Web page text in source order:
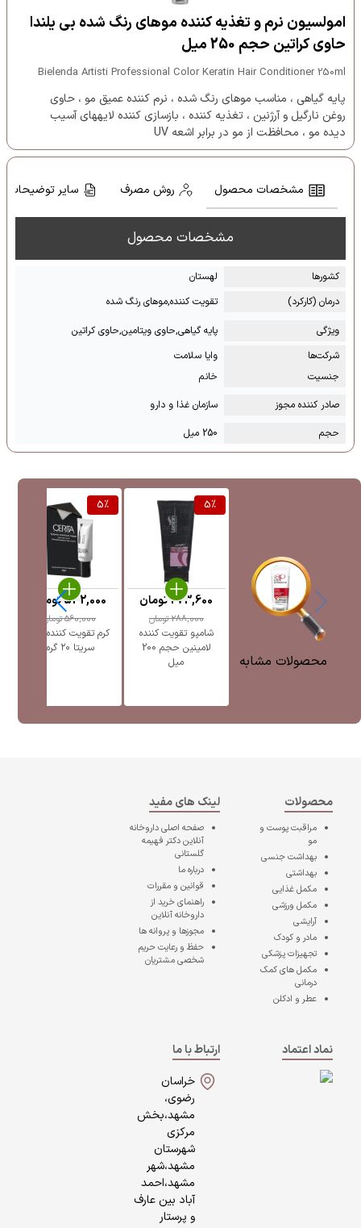
امولسیون نرم و تغذیه کننده موهای رنگ شده بی یلندا
حاوی کراتین حجم 250 میل
Bielenda Artisti Professional Color Keratin Hair Conditioner 250ml
پایه گیاهی ، مناسب موهای رنگ شده ، نرم کننده عمیق مو ، حاوی
روغن نارگیل و آرژنین ، تغذیه کننده ، بازسازی کننده لایههای آسیب
دیده مو ، محافظت از مو در برابر اشعه UV
مشخصات محصول روش مصرف سایر توضیحات
مشخصات محصول
کشور‌ها
لهستان
درمان (کارکرد)
تقویت کننده,موهای رنگ شده
ویژگی
پایه گیاهی,حاوی ویتامین,حاوی کراتین
شرکت‌ها
وایا سلامت
جنسیت
خانم
صادر کننده مجوز
سازمان غذا و دارو
حجم
250 میل
محصولات مشابه
5%
شامپو تقویت کننده
لامینین حجم 200
میل
288,000تومان
273,600تومان
5%
کرم تقویت کننده ابرو
سریتا ۲۰ گرم
560,000تومان
532,000تومان
محصولات
مراقبت پوست و
مو
بهداشت جنسی
بهداشتی
مکمل غذایی
مکمل ورزشی
آرایشی
مادر و کودک
تجهیزات پزشکی
مکمل های کمک
درمانی
عطر و ادکلن
لینک های مفید
صفحه اصلیداروخانه
آنلاین دکتر فهیمه
گلستانی
درباره ما
قوانین و مقررات
راهنمای خرید از
داروخانه آنلاین
مجوزها و پروانه ها
حفظ و رعایت حریم
شخصی مشتریان
نماد اعتماد
ارتباط با ما
خراسان
رضوی،
مشهد،بخش
مرکزی
شهرستان
مشهد،شهر
مشهد،احمد
آباد بین عارف
و پرستار